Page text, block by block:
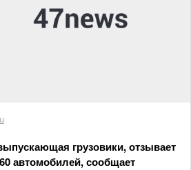
грузовики, отзывает
автомобилей, сообщает